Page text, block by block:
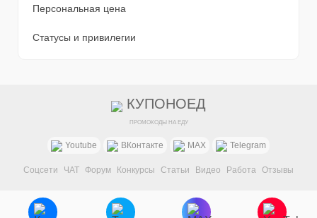
Персональная цена
Статусы и привилегии
КУПОНОЕД
ПРОМОКОДЫ НА ЕДУ
Youtube ВКонтакте MAX Telegram
Соцсети ЧАТ Форум Конкурсы Статьи Видео Работа Отзывы